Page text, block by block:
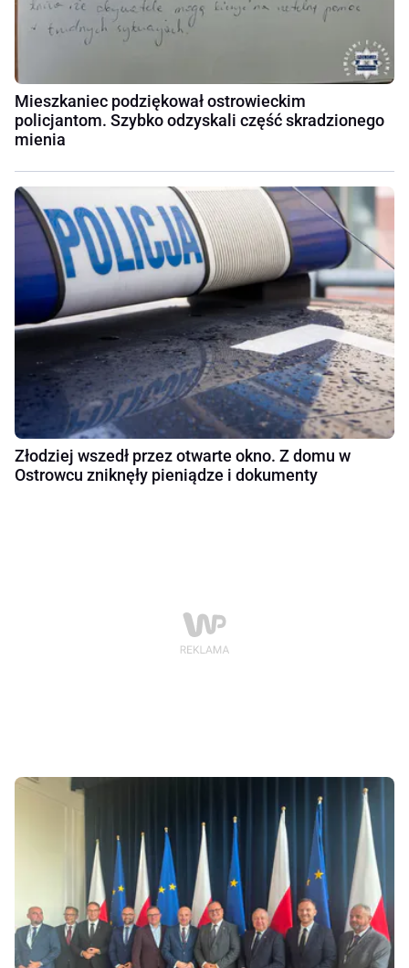
Mieszkaniec podziękował ostrowieckim
policjantom. Szybko odzyskali część skradzionego
mienia
Złodziej wszedł przez otwarte okno. Z domu w
Ostrowcu zniknęły pieniądze i dokumenty